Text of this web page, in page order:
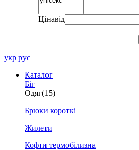
Цінавід
укр рус
Каталог
Біг
Одяг(15)
Брюки короткі
Жилети
Кофти термобілизна